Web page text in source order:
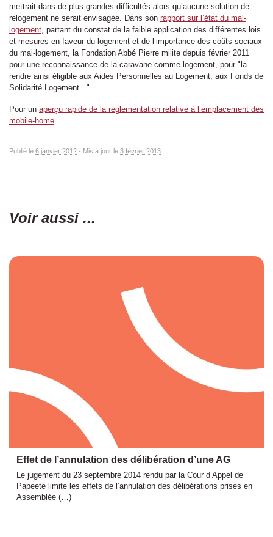
mettrait dans de plus grandes difficultés alors qu’aucune solution de
relogement ne serait envisagée. Dans son rapport sur l’état du mal-
logement, partant du constat de la faible application des différentes lois
et mesures en faveur du logement et de l’importance des coûts sociaux
du mal-logement, la Fondation Abbé Pierre milite depuis février 2011
pour une reconnaissance de la caravane comme logement, pour "la
rendre ainsi éligible aux Aides Personnelles au Logement, aux Fonds de
Solidarité Logement...".
Pour un aperçu rapide de la réglementation relative à l’emplacement des
mobile-home
Publié le 6 janvier 2012 - Mis à jour le 3 février 2013
Voir aussi ...
Effet de l’annulation des délibération d’une AG
Le jugement du 23 septembre 2014 rendu par la Cour d’Appel de
Papeete limite les effets de l’annulation des délibérations prises en
Assemblée (…)